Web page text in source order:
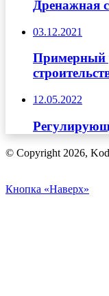
Дренажная
03.12.2021
Примерный
12.05.2022
© Copyright 2026,
Кнопка «Наверх»